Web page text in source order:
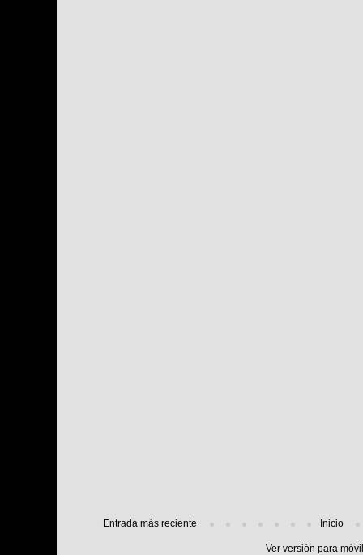
Entrada más reciente Inicio
Ver versión para